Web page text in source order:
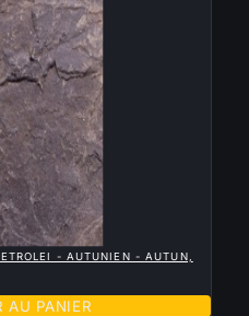
- AUTUNIEN - AUTUN,
AU PANIER